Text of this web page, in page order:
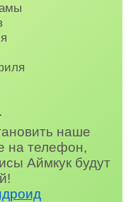
наше
на телефон,
Аймкук будут